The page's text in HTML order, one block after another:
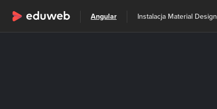
Wszystkie kategorie Szkolenia
Angular Instalacja Material Design